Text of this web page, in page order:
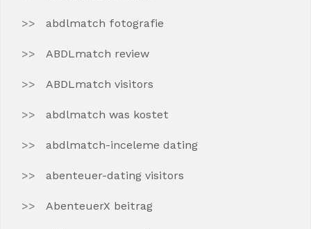
abdlmatch fotografie
ABDLmatch review
ABDLmatch visitors
abdlmatch was kostet
abdlmatch-inceleme dating
abenteuer-dating visitors
AbenteuerX beitrag